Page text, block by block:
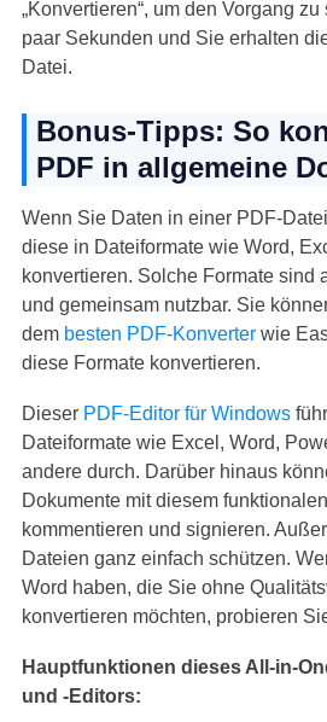
„Konvertieren“, um den Vorgang
paar Sekunden und Sie erhalten
Datei.
Bonus-Tipps: So
PDF in allgemeine
Wenn Sie Daten in einer PDF-
diese in Dateiformate wie Word,
konvertieren. Solche Formate sind
und gemeinsam nutzbar. Sie
dem besten PDF-Konverterwie
diese Formate konvertieren.
Dieser PDF-Editor für Windows
Dateiformate wie Excel, Word,
andere durch. Darüber hinaus
Dokumente mit diesem
kommentieren und signieren.
Dateien ganz einfach schützen.
Word haben, die Sie ohne
konvertieren möchten, probieren
Hauptfunktionen dieses All-in-
und -Editors: